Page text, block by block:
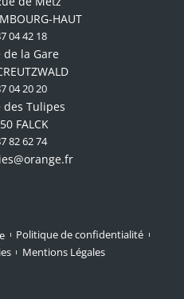
HAUT
04 42 18
de la Gare
04 20 20
des Tulipes
FALCK
82 62 74
Politique de confidentialité
Mentions Légales